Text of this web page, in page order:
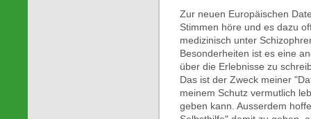
Zur neuen Europäischen
Stimmen höre und es dazu
medizinisch unter
Besonderheiten ist es eine
über die Erlebnisse zu
Das ist der Zweck meiner
meinem Schutz vermutlich
geben kann. Ausserdem